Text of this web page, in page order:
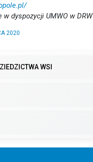
w dyspozycji UMWO w DRW
2020
WSI